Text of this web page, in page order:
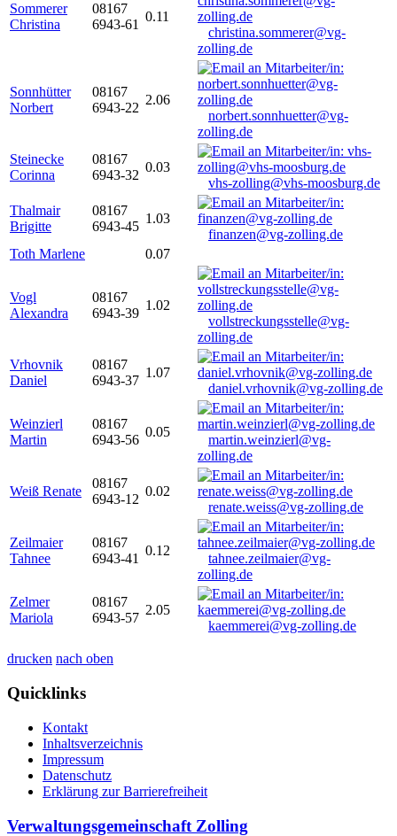
Sommerer
Christina
08167
6943-61
0.11
christina.sommerer@vg-
zolling.de
Sonnhütter
Norbert
08167
6943-22
2.06
norbert.sonnhuetter@vg-
zolling.de
Steinecke
Corinna
08167
6943-32
0.03
vhs-zolling@vhs-moosburg.de
Thalmair
Brigitte
08167
6943-45
1.03
finanzen@vg-zolling.de
Toth Marlene
0.07
Vogl
Alexandra
08167
6943-39
1.02
vollstreckungsstelle@vg-
zolling.de
Vrhovnik
Daniel
08167
6943-37
1.07
daniel.vrhovnik@vg-zolling.de
Weinzierl
Martin
08167
6943-56
0.05
martin.weinzierl@vg-
zolling.de
Weiß Renate
08167
6943-12
0.02
renate.weiss@vg-zolling.de
Zeilmaier
Tahnee
08167
6943-41
0.12
tahnee.zeilmaier@vg-
zolling.de
Zelmer
Mariola
08167
6943-57
2.05
kaemmerei@vg-zolling.de
drucken nach oben
Quicklinks
Kontakt
Inhaltsverzeichnis
Impressum
Datenschutz
Erklärung zur Barrierefreiheit
Verwaltungsgemeinschaft Zolling